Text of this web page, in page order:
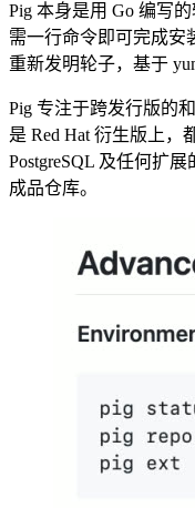
Pig 本身是用 Go 编写
需一行命令即可完成安
重新发明轮子，基于
Pig 专注于跨发行版的
是 Red Hat 衍生版上
PostgreSQL 及任何扩
成品仓库。